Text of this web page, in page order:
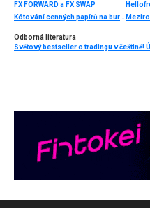
FX FORWARD a FX SWAP
Kótování cenných papírů na burze (také určení kurzu)
Odborná literatura